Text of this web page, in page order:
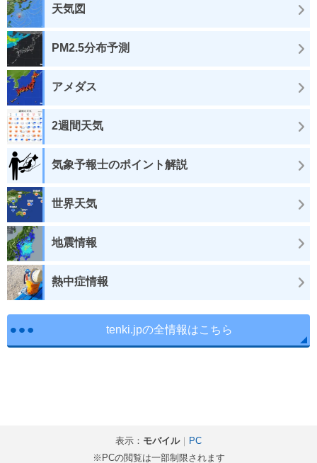
天気図
PM2.5分布予測
アメダス
2週間天気
気象予報士のポイント解説
世界天気
地震情報
熱中症情報
tenki.jpの全情報はこちら
表示： モバイル｜
PC
※PCの閲覧は一部制限されます